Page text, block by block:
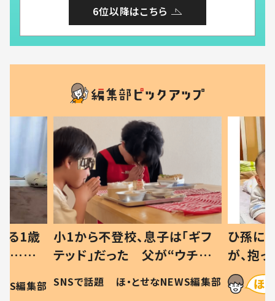
6位以降はこちら
る1歳
…母
現行
編集部
小1から不登校、息子は「ギフ
テッド」だった 父が“ウチ給
食”を作り続ける理由とは #令
和の親 #令和の子
SNSで話題 ほ・とせなNEWS編集部
ひ孫に
が、抱
に「涙
方ない」